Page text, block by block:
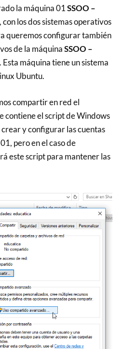
la máquina 01SSOO –
, con los dos sistemas operativos
queremos configurar también
de la máquinaSSOO –
. Esta máquina tiene un sistema
Ubuntu.
compartir en red el
contiene el script de Windows
y configurar las cuentas
pero en el caso de
este script para mantener las